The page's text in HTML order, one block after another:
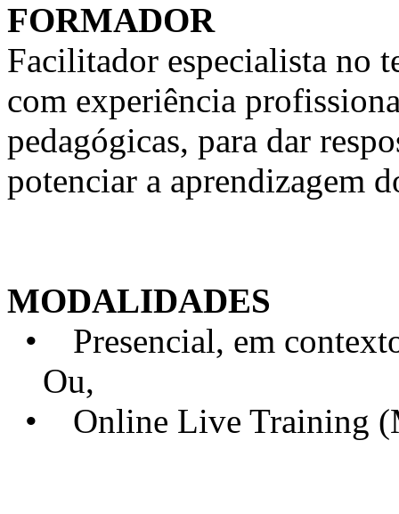
FORMADOR
Facilitador especialista no
com experiência
pedagógicas, para dar
potenciar a aprendizagem
MODALIDADES
• Presencial, em
Ou,
• Online Live Training